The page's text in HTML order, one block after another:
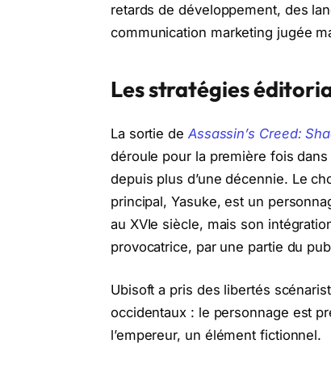
retards de développement, des
communication marketing jugée
Les stratégies
La sortie de Assassin’s Creed:
déroule pour la première fois
depuis plus d’une décennie. Le
principal, Yasuke, est un
au XVIe siècle, mais son
provocatrice, par une partie du
Ubisoft a pris des libertés
occidentaux : le personnage est
l’empereur, un élément fictionnel.